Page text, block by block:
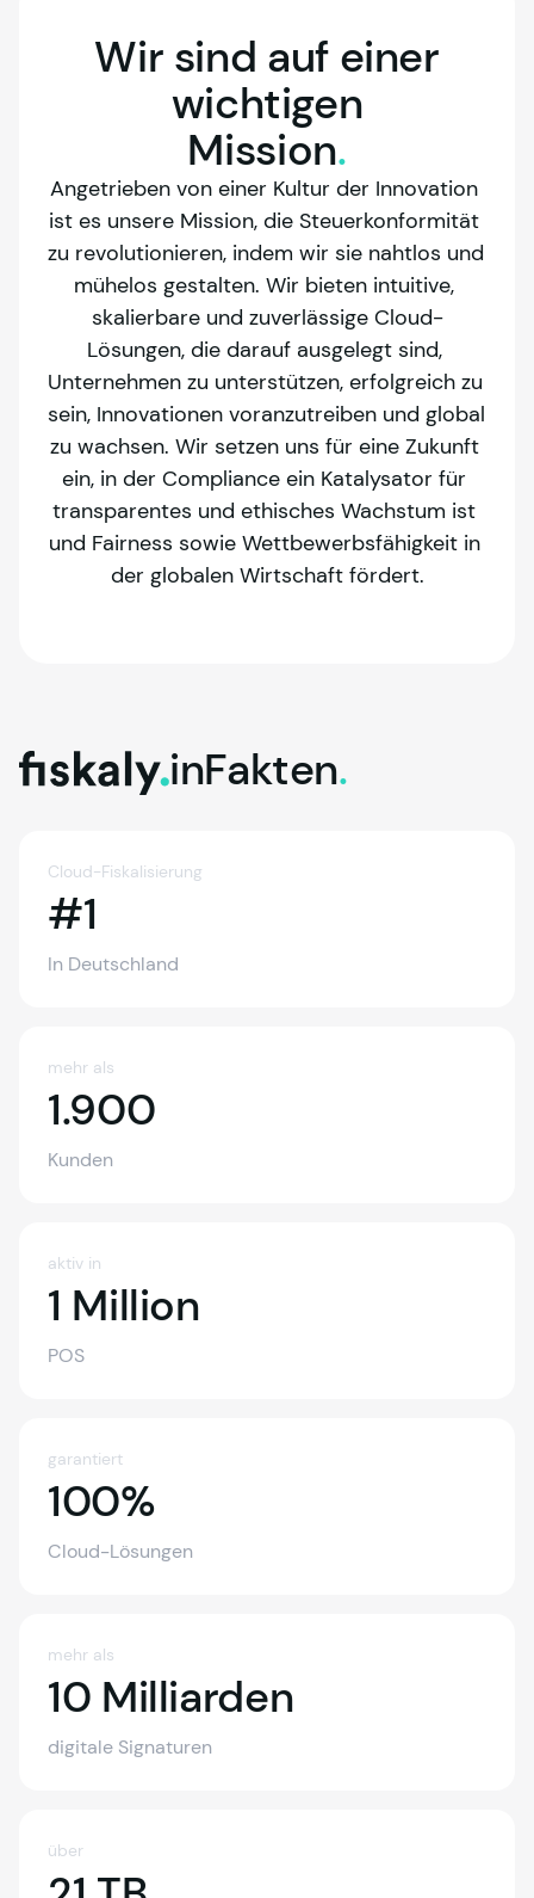
Wir sind auf einer
wichtigen
Mission.
Angetrieben von einer Kultur der Innovation
ist es unsere Mission, die Steuerkonformität
zu revolutionieren, indem wir sie nahtlos und
mühelos gestalten. Wir bieten intuitive,
skalierbare und zuverlässige Cloud-
Lösungen, die darauf ausgelegt sind,
Unternehmen zu unterstützen, erfolgreich zu
sein, Innovationen voranzutreiben und global
zu wachsen. Wir setzen uns für eine Zukunft
ein, in der Compliance ein Katalysator für
transparentes und ethisches Wachstum ist
und Fairness sowie Wettbewerbsfähigkeit in
der globalen Wirtschaft fördert.
fiskaly. inFakten.
Cloud-Fiskalisierung
#1
In Deutschland
mehr als
1.9001.900
Kunden
aktiv in
1 Million
POS
garantiert
100%100%
Cloud-Lösungen
mehr als
10 Milliarden10
digitale Signaturen
über